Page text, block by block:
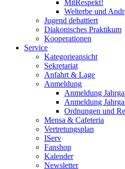
MitRespekt!
Welterbe und
Jugend debattiert
Diakonisches Praktikum
Kooperationen
Service
Kategorieansicht
Sekretariat
Anfahrt & Lage
Anmeldung
Anmeldung
Anmeldung
Ordnungen und
Mensa & Cafeteria
Vertretungsplan
IServ
Fanshop
Kalender
Newsletter